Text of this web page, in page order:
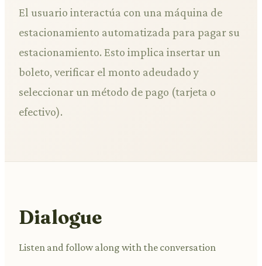
El usuario interactúa con una máquina de
estacionamiento automatizada para pagar su
estacionamiento. Esto implica insertar un
boleto, verificar el monto adeudado y
seleccionar un método de pago (tarjeta o
efectivo).
Dialogue
Listen and follow along with the conversation